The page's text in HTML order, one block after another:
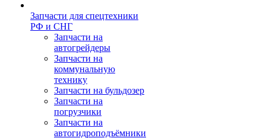
Запчасти для спецтехники
РФ и СНГ
Запчасти на
автогрейдеры
Запчасти на
коммунальную
технику
Запчасти на бульдозер
Запчасти на
погрузчики
Запчасти на
автогидроподъёмники